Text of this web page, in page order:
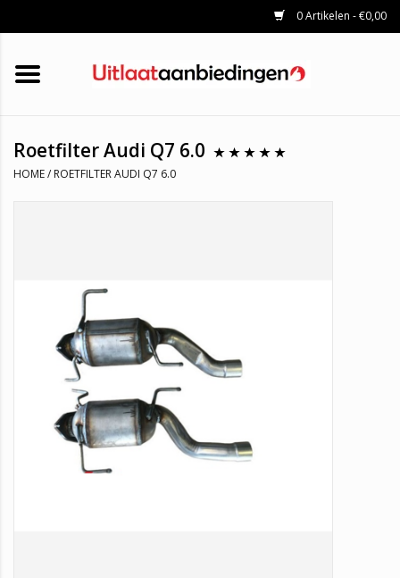
0 Artikelen - €0,00
HOME
KATALYSATOREN
UNIVERSELE UITLAATDELEN
Roetfilter Audi Q7 6.0
HOME/ ROETFILTER AUDI Q7 6.0